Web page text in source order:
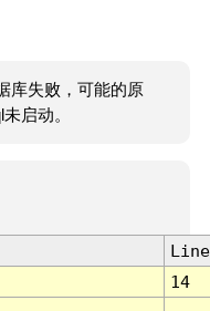
库失败，可能的原
启动。
Line
14